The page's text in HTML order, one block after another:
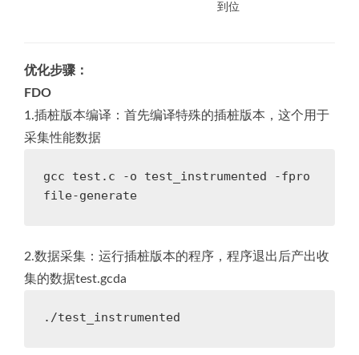
到位
优化步骤：
FDO
1.插桩版本编译：首先编译特殊的插桩版本，这个用于
采集性能数据
gcc test.c -o test_instrumented -fpro
file-generate
2.数据采集：运行插桩版本的程序，程序退出后产出收
集的数据test.gcda
./test_instrumented